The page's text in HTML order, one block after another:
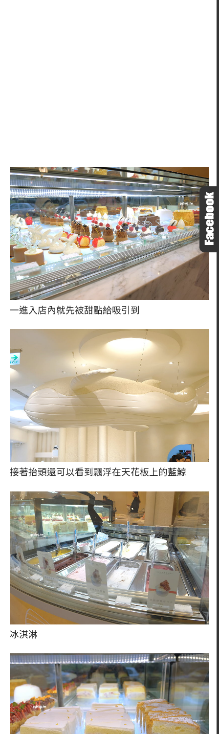
一進入店內就先被甜點給吸引到
接著抬頭還可以看到飄浮在天花板上的藍鯨
冰淇淋